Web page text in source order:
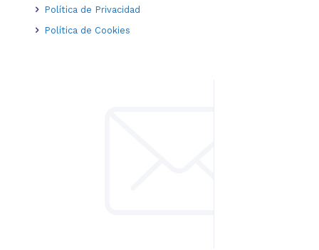
Política de Privacidad
Política de Cookies